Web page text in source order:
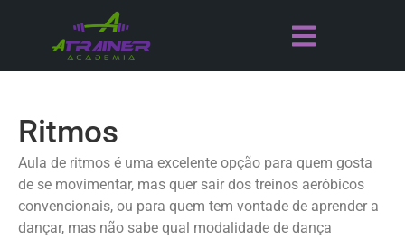
Ritmos
Aula de ritmos é uma excelente opção para quem gosta
de se movimentar, mas quer sair dos treinos aeróbicos
convencionais, ou para quem tem vontade de aprender a
dançar, mas não sabe qual modalidade de dança